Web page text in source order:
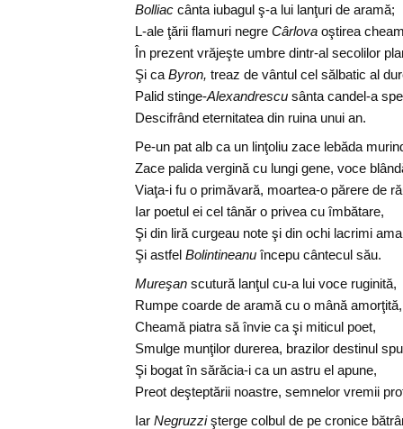
Bolliac cânta iubagul ş-a lui lanţuri de aramă;
L-ale ţării flamuri negre Cârlova oştirea
În prezent vrăjeşte umbre dintr-al secolilor
Şi ca Byron, treaz de vântul cel sălbatic al
Palid stinge-Alexandrescu sânta candel-a
Descifrând eternitatea din ruina unui an.
Pe-un pat alb ca un linţoliu zace lebăda
Zace palida vergină cu lungi gene, voce
Viaţa-i fu o primăvară, moartea-o părere de
Iar poetul ei cel tânăr o privea cu îmbătare,
Şi din liră curgeau note şi din ochi lacrimi
Şi astfel Bolintineanuîncepu cântecul său.
Mureşan scutură lanţul cu-a lui voce ruginită,
Rumpe coarde de aramă cu o mână amorţită,
Cheamă piatra să învie ca şi miticul poet,
Smulge munţilor durerea, brazilor destinul
Şi bogat în sărăcia-i ca un astru el apune,
Preot deşteptării noastre, semnelor vremii
Iar Negruzzişterge colbul de pe cronice